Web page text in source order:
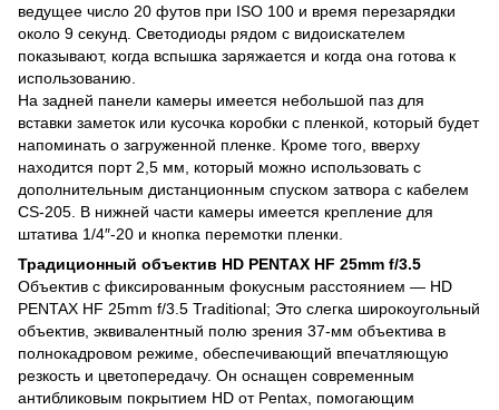
ведущее число 20 футов при ISO 100 и время перезарядки
около 9 секунд. Светодиоды рядом с видоискателем
показывают, когда вспышка заряжается и когда она готова к
использованию.
На задней панели камеры имеется небольшой паз для
вставки заметок или кусочка коробки с пленкой, который будет
напоминать о загруженной пленке. Кроме того, вверху
находится порт 2,5 мм, который можно использовать с
дополнительным дистанционным спуском затвора с кабелем
CS-205. В нижней части камеры имеется крепление для
штатива 1/4″-20 и кнопка перемотки пленки.
Традиционный объектив HD PENTAX HF 25mm f/3.5
Объектив с фиксированным фокусным расстоянием — HD
PENTAX HF 25mm f/3.5 Traditional; Это слегка широкоугольный
объектив, эквивалентный полю зрения 37-мм объектива в
полнокадровом режиме, обеспечивающий впечатляющую
резкость и цветопередачу. Он оснащен современным
антибликовым покрытием HD от Pentax, помогающим